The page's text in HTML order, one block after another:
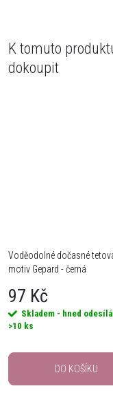
K tomuto
dokoupit
Voděodolné dočasné
motiv Gepard - černá
97 Kč
Skladem - hned
>10 ks
DO KOŠÍKU